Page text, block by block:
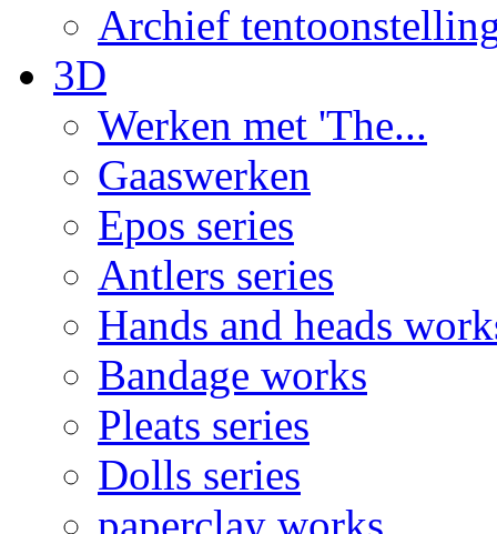
Archief
3D
Werken met 'The...
Gaaswerken
Epos series
Antlers series
Hands and heads
Bandage works
Pleats series
Dolls series